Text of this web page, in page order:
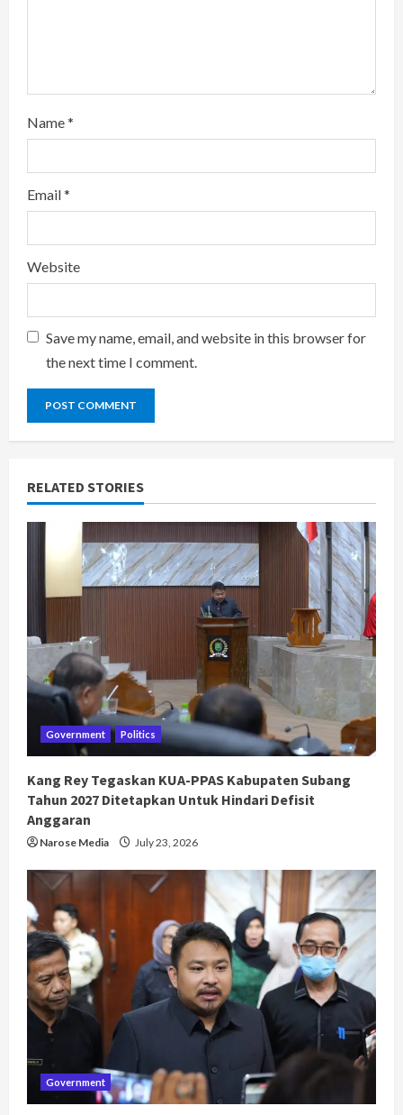
Name*
Email*
Website
Save my name, email, and website in this browser for
the next time I comment.
RELATED STORIES
Government Politics
Kang Rey Tegaskan KUA-PPAS Kabupaten Subang
Tahun 2027 Ditetapkan Untuk Hindari Defisit
Anggaran
Narose Media July 23, 2026
Government